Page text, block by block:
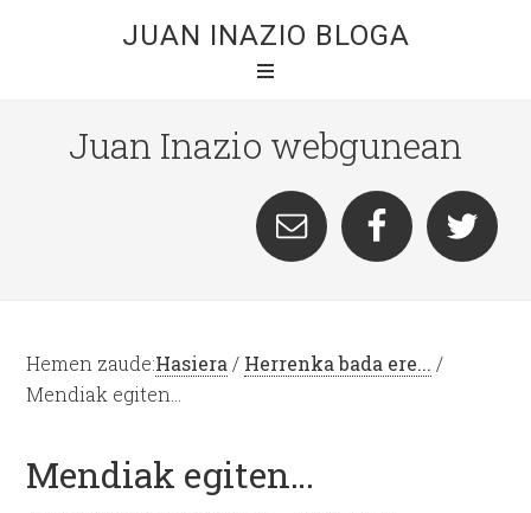
JUAN INAZIO BLOGA
Juan Inazio webgunean
Hemen zaude:Hasiera / Herrenka bada ere... /
Mendiak egiten…
Mendiak egiten…